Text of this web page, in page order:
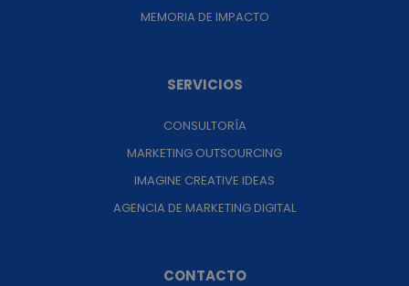
MEMORIA DE IMPACTO
SERVICIOS
CONSULTORÍA
MARKETING OUTSOURCING
IMAGINE CREATIVE IDEAS
AGENCIA DE MARKETING DIGITAL
CONTACTO